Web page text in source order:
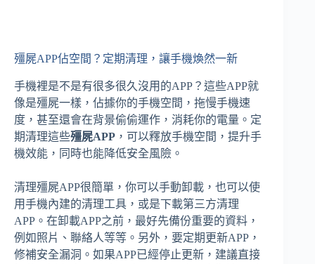
殭屍APP佔空間？定期清理，讓手機煥然一新
手機裡是不是有很多很久沒用的APP？這些APP就
像是殭屍一樣，佔據你的手機空間，拖慢手機速
度，甚至還會在背景偷偷運作，消耗你的電量。定
期清理這些殭屍APP ，可以釋放手機空間，提升手
機效能，同時也能降低安全風險。
清理殭屍APP很簡單，你可以手動卸載，也可以使
用手機內建的清理工具，或是下載第三方清理
APP。在卸載APP之前，最好先備份重要的資料，
例如照片、聯絡人等等。另外，要定期更新APP，
修補安全漏洞。如果APP已經停止更新，建議直接